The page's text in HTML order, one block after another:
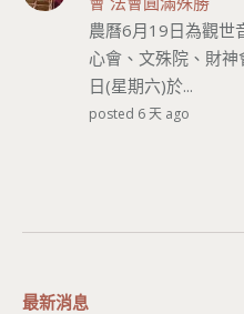
農曆6月19日為觀世
心會、文殊院、財
日(星期六)於...
posted 6 天 ago
最新消息